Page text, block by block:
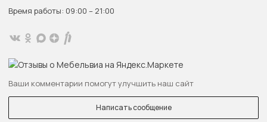
Время работы: 09:00 – 21:00
Ваши комментарии помогут улучшить наш сайт
Написать сообщение